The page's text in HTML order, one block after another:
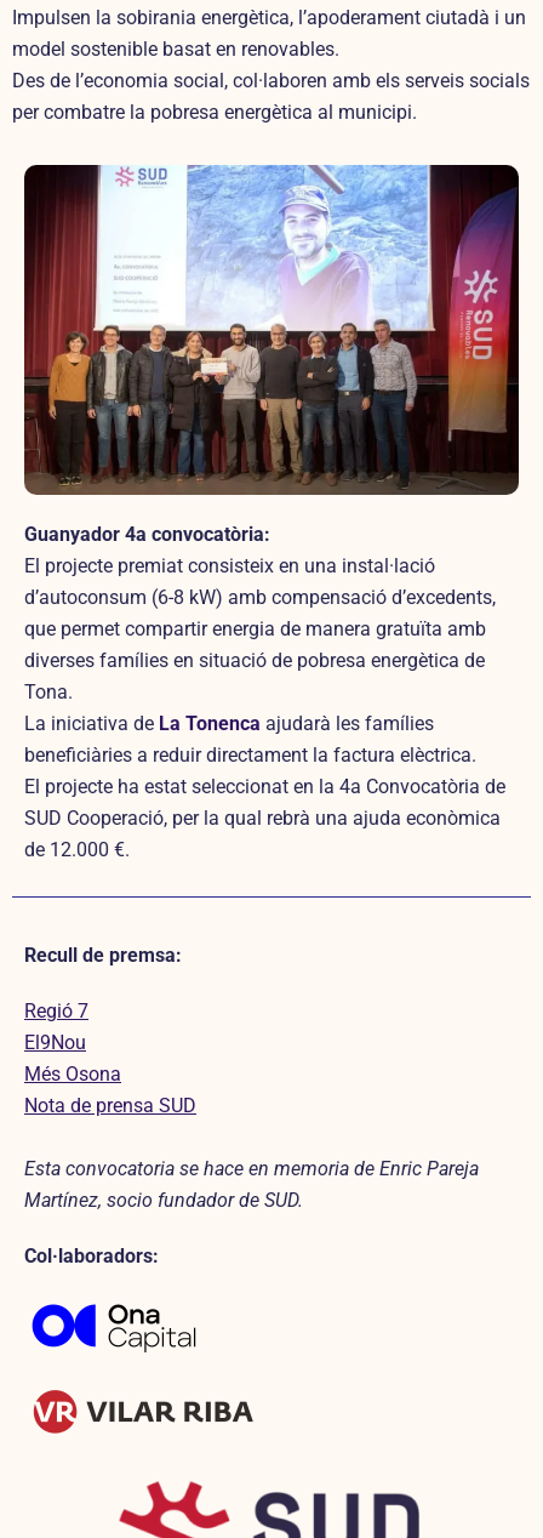
Impulsen la sobirania energètica, l’apoderament ciutadà i un
model sostenible basat en renovables.
Des de l’economia social, col·laboren amb els serveis socials
per combatre la pobresa energètica al municipi.
Guanyador 4a convocatòria:
El projecte premiat consisteix en una instal·lació
d’autoconsum (6-8 kW) amb compensació d’excedents,
que permet compartir energia de manera gratuïta amb
diverses famílies en situació de pobresa energètica de
Tona.
La iniciativa de La Tonenca ajudarà les famílies
beneficiàries a reduir directament la factura elèctrica.
El projecte ha estat seleccionat en la 4a Convocatòria de
SUD Cooperació, per la qual rebrà una ajuda econòmica
de 12.000 €.
Recull de premsa:
Regió 7
El9Nou
Més Osona
Nota de prensa SUD
Esta convocatoria se hace en memoria de Enric Pareja
Martínez, socio fundador de SUD.
Col·laboradors: